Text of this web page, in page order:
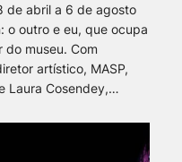
de abril a 6 de agosto
o outro e eu, que ocupa
do museu. Com
artístico, MASP,
Laura Cosendey,…